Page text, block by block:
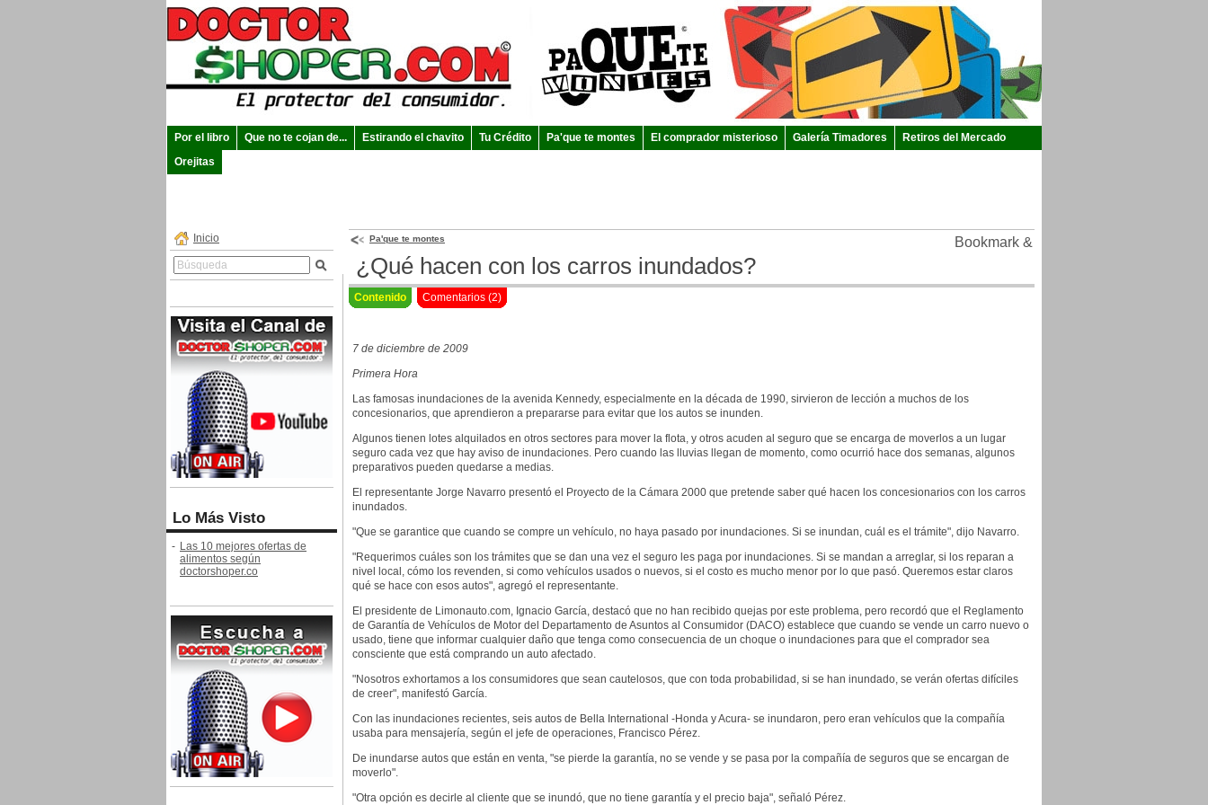
Por el libro Que no te cojan de... Estirando el chavito Tu Crédito Pa'que te montes El comprador misterioso Galería Timadores
Retiros del Mercado
Orejitas
Inicio
Lo Más Visto
- Las 10 mejores ofertas de
alimentos según
doctorshoper.co
Pa'que te montes
¿Qué hacen con los carros inundados?
Contenido Comentarios (2)
7 de diciembre de 2009
Primera Hora
Las famosas inundaciones de la avenida Kennedy, especialmente en la década de 1990, sirvieron de lección a muchos de los
concesionarios, que aprendieron a prepararse para evitar que los autos se inunden.
Algunos tienen lotes alquilados en otros sectores para mover la flota, y otros acuden al seguro que se encarga de moverlos a un lugar
seguro cada vez que hay aviso de inundaciones. Pero cuando las lluvias llegan de momento, como ocurrió hace dos semanas, algunos
preparativos pueden quedarse a medias.
El representante Jorge Navarro presentó el Proyecto de la Cámara 2000 que pretende saber qué hacen los concesionarios con los carros
inundados.
"Que se garantice que cuando se compre un vehículo, no haya pasado por inundaciones. Si se inundan, cuál es el trámite", dijo Navarro.
"Requerimos cuáles son los trámites que se dan una vez el seguro les paga por inundaciones. Si se mandan a arreglar, si los reparan a
nivel local, cómo los revenden, si como vehículos usados o nuevos, si el costo es mucho menor por lo que pasó. Queremos estar claros
qué se hace con esos autos", agregó el representante.
El presidente de Limonauto.com, Ignacio García, destacó que no han recibido quejas por este problema, pero recordó que el Reglamento
de Garantía de Vehículos de Motor del Departamento de Asuntos al Consumidor (DACO) establece que cuando se vende un carro nuevo o
usado, tiene que informar cualquier daño que tenga como consecuencia de un choque o inundaciones para que el comprador sea
consciente que está comprando un auto afectado.
"Nosotros exhortamos a los consumidores que sean cautelosos, que con toda probabilidad, si se han inundado, se verán ofertas difíciles
de creer", manifestó García.
Con las inundaciones recientes, seis autos de Bella International -Honda y Acura- se inundaron, pero eran vehículos que la compañía
usaba para mensajería, según el jefe de operaciones, Francisco Pérez.
De inundarse autos que están en venta, "se pierde la garantía, no se vende y se pasa por la compañía de seguros que se encargan de
moverlo".
"Otra opción es decirle al cliente que se inundó, que no tiene garantía y el precio baja", señaló Pérez.